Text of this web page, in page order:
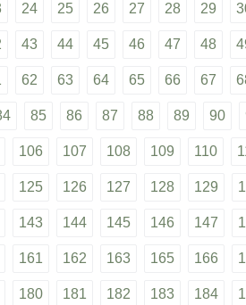
24 25 26 27 28 29
43 44 45 46 47 48
62 63 64 65 66 67
85 86 87 88 89 90
106 107 108 109 110
125 126 127 128 129
143 144 145 146 147
161 162 163 165 166
180 181 182 183 184